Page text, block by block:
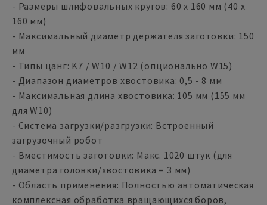
- Размеры шлифовальных кругов: 60 x 160 мм (40 x
160 мм)
- Максимальный диаметр держателя заготовки: 150
мм
- Типы цанг: K7 / W10 / W12 (опционально W15)
- Диапазон диаметров хвостовика: 0,5 - 8 мм
- Максимальная длина хвостовика: 105 мм (155 мм
для W10)
- Система загрузки/разгрузки: Встроенный
загрузочный робот
- Вместимость заготовки: Макс. 1020 штук (для
диаметра головки/хвостовика = 3 мм)
- Область применения: Полностью автоматическая
комплексная обработка вращающихся боров,